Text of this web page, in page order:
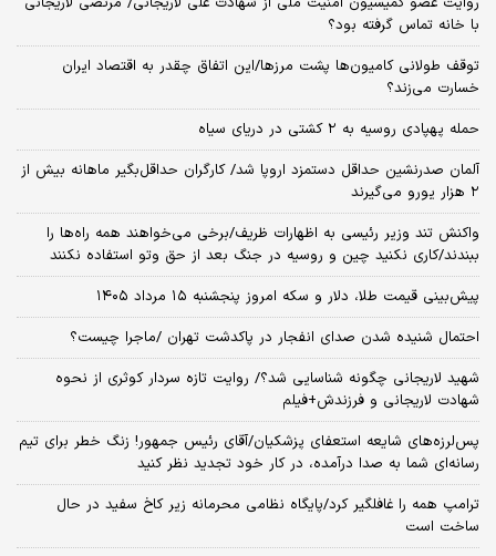
با خانه تماس گرفته بود؟
توقف طولانی کامیون‌ها پشت مرزها/این اتفاق چقدر به اقتصاد ایران
خسارت می‌زند؟
حمله پهپادی روسیه به ۲ کشتی در دریای سیاه
آلمان صدرنشین حداقل دستمزد اروپا شد/ کارگران حداقل‌بگیر ماهانه بیش از
۲ هزار یورو می‌گیرند
واکنش تند وزیر رئیسی به اظهارات ظریف/برخی می‌خواهند همه راه‌ها را
ببندند/کاری نکنید چین و روسیه در جنگ بعد از حق وتو استفاده نکنند
پیش‌بینی قیمت طلا، دلار و سکه امروز پنجشنبه ۱۵ مرداد ۱۴۰۵
احتمال شنیده شدن صدای انفجار در پاکدشت تهران /ماجرا چیست؟
شهید لاریجانی چگونه شناسایی شد؟/ روایت تازه سردار کوثری از نحوه
شهادت لاریجانی و فرزندش+فیلم
پس‌لرزه‌های شایعه استعفای پزشکیان/آقای رئیس جمهور! زنگ خطر برای تیم
رسانه‌ای شما به صدا درآمده، در کار خود تجدید نظر کنید
ترامپ همه را غافلگیر کرد/پایگاه نظامی محرمانه زیر کاخ سفید در حال
ساخت است